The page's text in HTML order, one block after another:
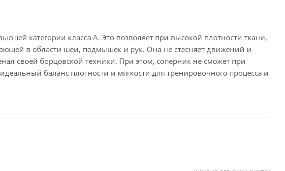
категории класса А. Это позволяет при высокой плотности ткани,
в области шеи, подмышек и рук. Она не стесняет движений и
своей борцовской техники. При этом, соперник не сможет при
баланс плотности и мягкости для тренировочного процесса и